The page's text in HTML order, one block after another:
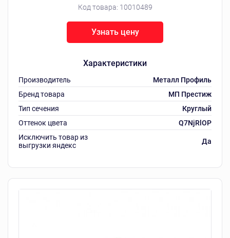
Код товара: 10010489
Характеристики
Производитель
Металл Профиль
Бренд товара
МП Престиж
Тип сечения
Круглый
Оттенок цвета
Q7NjRlOP
Исключить товар из
выгрузки яндекс
Да
Узнать цену